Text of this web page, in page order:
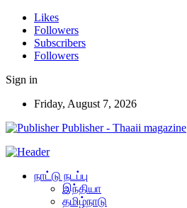
Likes
Followers
Subscribers
Followers
Sign in
Friday, August 7, 2026
Publisher - Thaaii magazine
நாட்டு நடப்பு
இந்தியா
தமிழ்நாடு